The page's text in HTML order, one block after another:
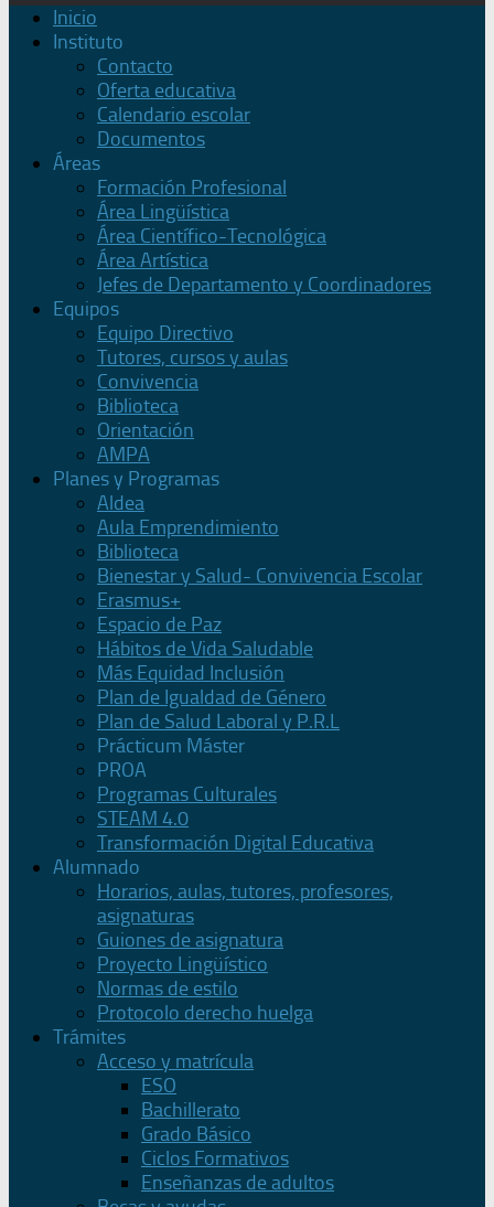
Inicio
Instituto
Contacto
Oferta educativa
Calendario escolar
Documentos
Áreas
Formación Profesional
Área Lingüística
Área Científico-Tecnológica
Área Artística
Jefes de Departamento y Coordinadores
Equipos
Equipo Directivo
Tutores, cursos y aulas
Convivencia
Biblioteca
Orientación
AMPA
Planes y Programas
Aldea
Aula Emprendimiento
Biblioteca
Bienestar y Salud- Convivencia Escolar
Erasmus+
Espacio de Paz
Hábitos de Vida Saludable
Más Equidad Inclusión
Plan de Igualdad de Género
Plan de Salud Laboral y P.R.L
Prácticum Máster
PROA
Programas Culturales
STEAM 4.0
Transformación Digital Educativa
Alumnado
Horarios, aulas, tutores, profesores,
asignaturas
Guiones de asignatura
Proyecto Lingüístico
Normas de estilo
Protocolo derecho huelga
Trámites
Acceso y matrícula
ESO
Bachillerato
Grado Básico
Ciclos Formativos
Enseñanzas de adultos